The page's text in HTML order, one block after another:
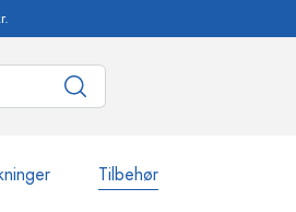
Tilbehør